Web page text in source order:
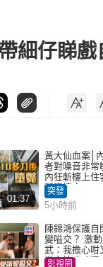
細仔睇戲
01:37
黃大仙血案│
者對噪音非常
內狂斬樓上住
所墮樓亡
突發
5小時前
陳錦鴻保護自
變嗌交？ 激
武：我擔心
批主持咄咄逼
影視圈